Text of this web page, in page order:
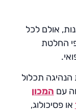
אולם לכל
החלטת
תכלול
עם המכון
או פסיכולוג,